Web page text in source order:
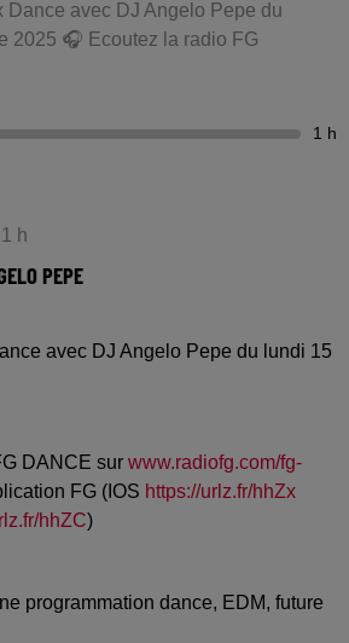
Dance avec DJ Angelo Pepe du
2025 🎧 Ecoutez la radio FG
1 h
h
PEPE
avec DJ Angelo Pepe du lundi 15
DANCE sur www.radiofg.com/fg-
FG (IOS https://urlz.fr/hhZx
hhZC)
programmation dance, EDM, future